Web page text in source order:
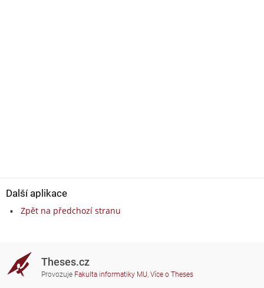
Další aplikace
Zpět na předchozí stranu
Theses.cz
Provozuje Fakulta informatiky MU, Více o Theses